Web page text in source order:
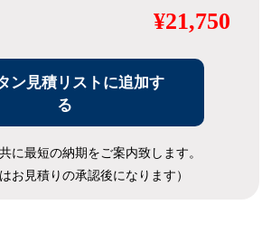
¥21,750
ン見積リストに追加す
る
に最短の納期をご案内致します。
はお見積りの承認後になります）